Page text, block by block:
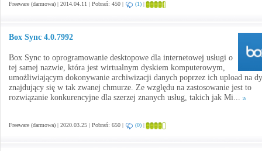
Freeware (darmowa) | 2014.04.11 | Pobrań: 450 | (1) |
Box Sync 4.0.7992
Box Sync to oprogramowanie desktopowe dla internetowej usługi o
tej samej nazwie, która jest wirtualnym dyskiem komputerowym,
umożliwiającym dokonywanie archiwizacji danych poprzez ich upload na
znajdujący się w tak zwanej chmurze. Ze względu na zastosowanie jest to
rozwiązanie konkurencyjne dla szerzej znanych usług, takich jak Mi...
Freeware (darmowa) | 2020.03.25 | Pobrań: 650 | (0) |